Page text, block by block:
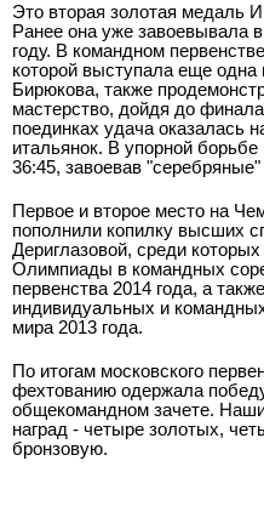
Это вторая золотая медаль
Ранее она уже завоевывала
году. В командном
которой выступала еще
Бирюкова, также
мастерство, дойдя до
поединках удача оказалась
итальянок. В упорной
36:45, завоевав
Первое и второе место на
пополнили копилку высших
Дериглазовой, среди
Олимпиады в командных
первенства 2014 года, а также
индивидуальных и
мира 2013 года.
По итогам московского
фехтованию одержала
общекомандном зачете.
наград - четыре золотых,
бронзовую.